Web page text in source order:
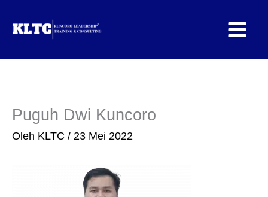
Puguh Dwi Kuncoro
Oleh KLTC / 23 Mei 2022